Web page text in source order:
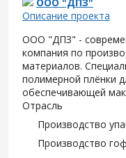
Описание проекта
ООО "ДПЗ" -
компания по
материалов.
полимерной плёнки
обеспечивающей
Отрасль
Производство
Производство